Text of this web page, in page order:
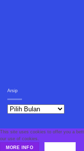
Arsip
Arsip
This site uses cookies to offer you a
our use of cookies.
MORE INFO